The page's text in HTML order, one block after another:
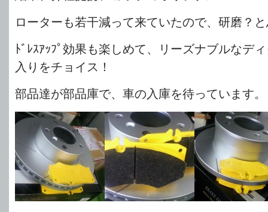
ローターも若干減って来ていたので、研磨？
ﾄﾞﾚｽｱｯﾌﾟ効果も楽しめて、リーズナブルなデ
入りをチョイス！
部品達が部品庫で、車の入庫を待っています。